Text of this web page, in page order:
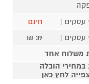
חינם
39 ₪
במחירי הובלה
לחץ כאן